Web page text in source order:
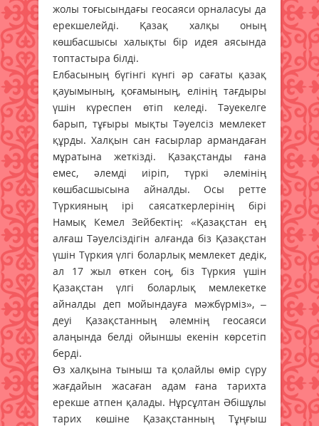
жолы тоғысындағы геосаяси орналасуы да
ерекшелейді. Қазақ халқы оның
көшбасшысы халықты бір идея аясында
топтастыра білді.
Елбасының бүгінгі күнгі әр сағаты қазақ
қауымының, қоғамының, елінің тағдыры
үшін күреспен өтіп келеді. Тәуекелге
барып, тұғыры мықты Тәуелсіз мемлекет
құрды. Халқын сан ғасырлар армандаған
мұратына жеткізді. Қазақстанды ғана
емес, әлемді иіріп, түркі әлемінің
көшбасшысына айналды. Осы ретте
Түркияның ірі саясаткерлерінің бірі
Намық Кемел Зейбектің: «Қазақстан ең
алғаш Тәуелсіздігін алғанда біз Қазақстан
үшін Түркия үлгі боларлық мемлекет дедік,
ал 17 жыл өткен соң, біз Түркия үшін
Қазақстан үлгі боларлық мемлекетке
айналды деп мойындауға мәжбүрміз», –
деуі Қазақстанның әлемнің геосаяси
алаңында белді ойыншы екенін көрсетіп
берді.
Өз халқына тыныш та қолайлы өмір сүру
жағдайын жасаған адам ғана тарихта
ерекше атпен қалады. Нұрсұлтан Әбішұлы
тарих көшіне Қазақстанның Тұңғыш